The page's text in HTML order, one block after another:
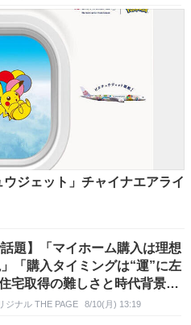
ジェット」チャイナエアライ
話題】「マイホーム購入は理想
「購入タイミングは“運”に左
宅取得の難しさと時代背景に
ジナル THE PAGE 8/10(月) 13:19